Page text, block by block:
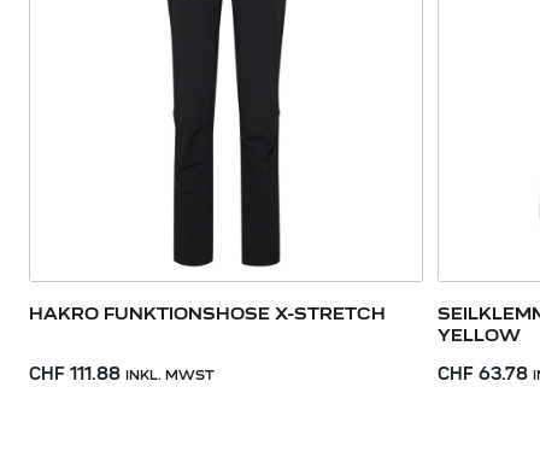
HAKRO FUNKTIONSHOSE X-STRETCH
CHF 111.88 INKL. MWST
YELLOW
CHF 63.78